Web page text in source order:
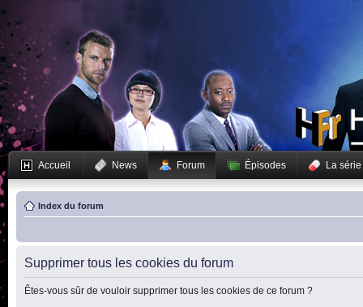
Accueil News Forum Épisodes La série
Index du forum
Supprimer tous les cookies du forum
Êtes-vous sûr de vouloir supprimer tous les cookies de ce forum ?